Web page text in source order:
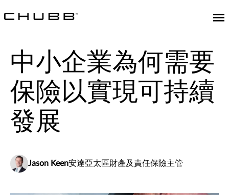
中小企業為何需要
保險以實現可持續
發展
Jason Keen安達亞太區財產及責任保險主管